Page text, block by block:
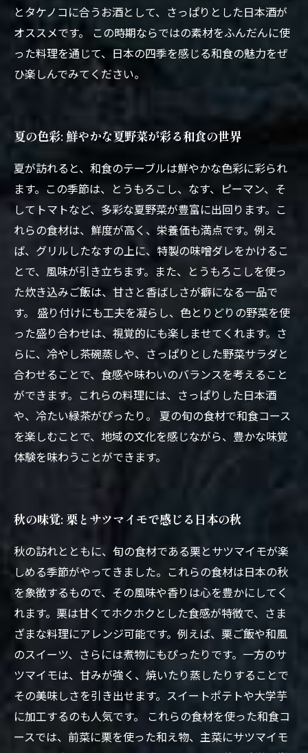
とタケノコに合うお酒として、さっぱりとした日本酒が
オススメです。 この時期ならではの素材をふんだんに使
った料理を通じて、日本の四季を感じる和食の魅力をぜ
ひ楽しんでみてください。
夏の色彩: 鮮やかな夏野菜が彩る和食の世界
夏が訪れると、和食のテーブルは鮮やかな色彩に彩られ
ます。この季節は、とうもろこし、なす、ピーマン、そ
してトマトなど、多彩な夏野菜が豊富に出回ります。こ
れらの食材は、鮮度が高く、栄養価も満点です。例え
ば、グリルしたなすの上に、特製の味噌ダレをかけるこ
とで、風味が引き立ちます。また、とうもろこしを使っ
た炊き込みご飯は、甘さと香ばしさが癖になる一品で
す。 盛り付けにも工夫を凝らし、色とりどりの野菜を使
った盛り合わせは、視覚的にも楽しませてくれます。さ
らに、冷やし茶碗蒸しや、さっぱりとした野菜サラダと
合わせることで、食感や味わいのバランスを考えること
ができます。これらの料理には、さっぱりした日本酒
や、冷たい緑茶がぴったり。 夏の旬の食材で和食コース
を楽しむことで、地域の文化を感じながら、豊かな味覚
体験を味わうことができます。
秋の味覚: 栗とサツマイモで感じる日本の秋
秋の訪れとともに、旬の食材である栗とサツマイモが楽
しめる季節がやってきました。これらの食材は日本の秋
を象徴するもので、その風味や香りは心を豊かにしてく
れます。栗は甘くてホクホクとした食感が特徴で、さま
ざまな料理にアレンジ可能です。例えば、栗ご飯や和風
のスイーツ、さらには煮物にもぴったりです。一方のサ
ツマイモは、甘みが強く、焼いたり蒸したりすることで
その美味しさを引き出せます。スイートポテトや大学芋
に加工するのも人気です。 これらの食材を使った和食コ
ースでは、前菜に栗を使った和え物、主菜にサツマイモ